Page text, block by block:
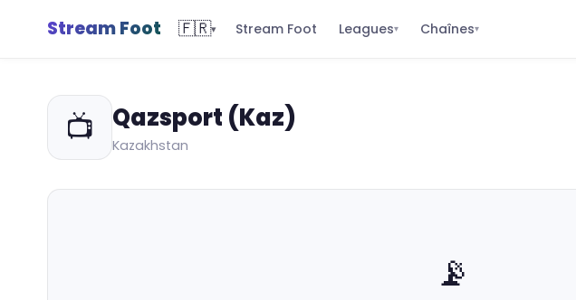
Stream Foot 🇫🇷▾ Stream Foot Leagues▾ Chaînes▾
📺 Qazsport (Kaz)
Kazakhstan
📡